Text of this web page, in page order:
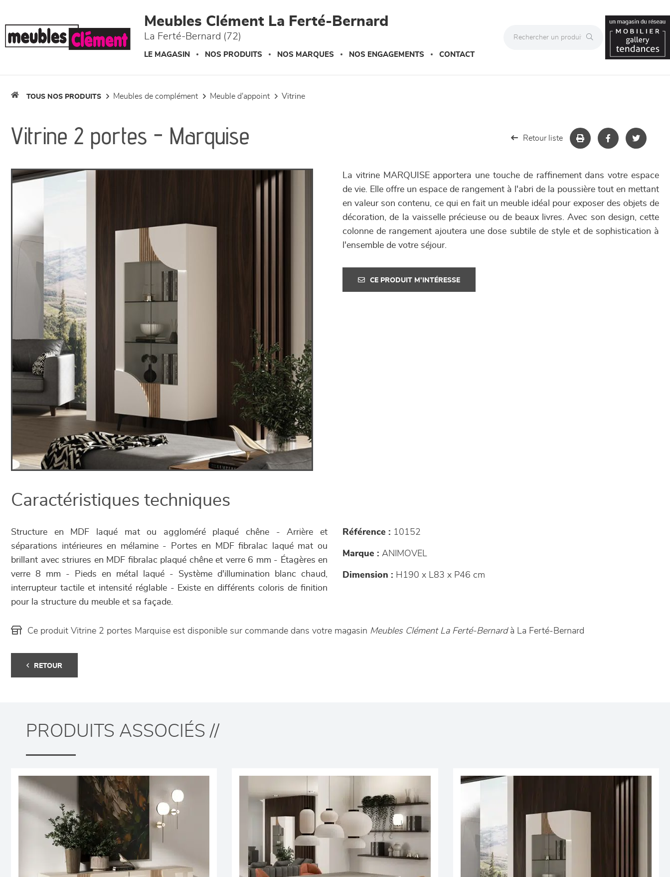
Meubles Clément La Ferté-Bernard
La Ferté-Bernard (72)
LE MAGASIN NOS PRODUITS NOS MARQUES NOS ENGAGEMENTS CONTACT
TOUS NOS PRODUITS meubles de complément meuble d'appoint vitrine
Vitrine 2 portes - Marquise Retour liste
La vitrine MARQUISE apportera une touche de raffinement dans votre espace
de vie. Elle offre un espace de rangement à l'abri de la poussière tout en mettant
en valeur son contenu, ce qui en fait un meuble idéal pour exposer des objets de
décoration, de la vaisselle précieuse ou de beaux livres. Avec son design, cette
colonne de rangement ajoutera une dose subtile de style et de sophistication à
l'ensemble de votre séjour.
CE PRODUIT M'INTÉRESSE
Caractéristiques techniques
Structure en MDF laqué mat ou aggloméré plaqué chêne - Arrière et
séparations intérieures en mélamine - Portes en MDF fibralac laqué mat ou
brillant avec striures en MDF fibralac plaqué chêne et verre 6 mm - Étagères en
verre 8 mm - Pieds en métal laqué - Système d'illumination blanc chaud,
interrupteur tactile et intensité réglable - Existe en différents coloris de finition
pour la structure du meuble et sa façade.
Référence : 10152
Marque : ANIMOVEL
Dimension : H190 x L83 x P46 cm
Ce produit Vitrine 2 portes Marquise est disponible sur commande dans votre magasin Meubles Clément La Ferté-Bernardà La Ferté-Bernard
RETOUR
PRODUITS ASSOCIÉS //